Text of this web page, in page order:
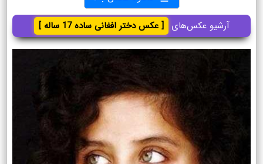
آرشیو عکس‌های [ عکس دختر افغانی ساده 17 ساله ]